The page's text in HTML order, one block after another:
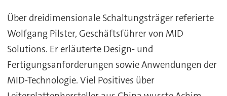
Über dreidimensionale Schaltungsträger referierte
Wolfgang Pilster, Geschäftsführer von MID
Solutions. Er erläuterte Design- und
Fertigungsanforderungen sowie Anwendungen der
MID-Technologie. Viel Positives über